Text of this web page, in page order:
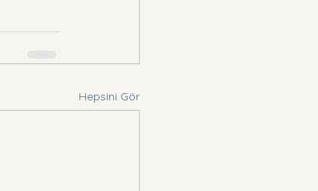
Hepsini Gör